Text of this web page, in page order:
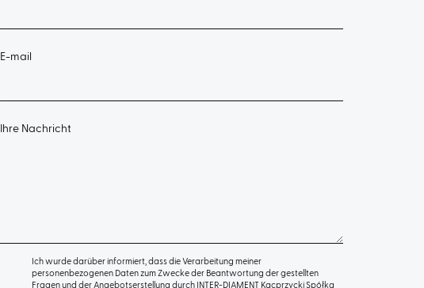
E-mail
Ihre Nachricht
Ich wurde darüber informiert, dass die Verarbeitung meiner
personenbezogenen Daten zum Zwecke der Beantwortung der gestellten
Fragen und der Angebotserstellung durch INTER-DIAMENT Kacprzycki Spółka